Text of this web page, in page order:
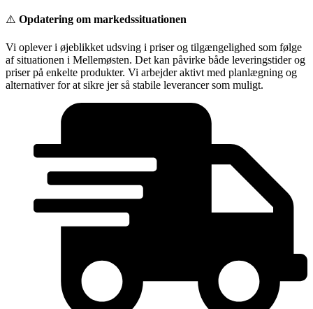
Videre
indhold
⚠️ Opdatering om markedssituationen
Vi oplever i øjeblikket udsving i priser og tilgængelighed som følge
af situationen i Mellemøsten. Det kan påvirke både leveringstider og
priser på enkelte produkter. Vi arbejder aktivt med planlægning og
alternativer for at sikre jer så stabile leverancer som muligt.